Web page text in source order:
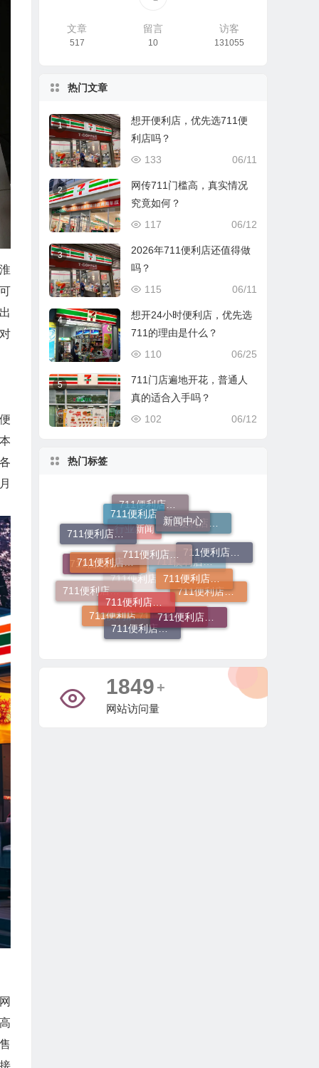
文章
517
留言
10
访客
131055
热门文章
1
想开便利店，优先选711便
利店吗？
06/11
133
2
网传711门槛高，真实情况
究竟如何？
06/12
117
3
2026年711便利店还值得做
吗？
06/11
115
4
想开24小时便利店，优先选
711的理由是什么？
06/25
110
5
711门店遍地开花，普通人
真的适合入手吗？
06/12
102
热门标签
行业新闻
711便利店加盟费用明细
711便利店加盟电话
711便利店加盟申请
711便利店运营支持政策
711便利店加盟总部
711便利店加盟流程
711便利店 新闻中心
711便利店加盟条件有哪些
711便利店开店
711便利店加盟官网
711便利店加盟咨询
711便利店加盟费
711便利店加盟费用
711便利店加盟费及条件
711便利店加盟
711便利店投资金额
4161 +
网站访问量